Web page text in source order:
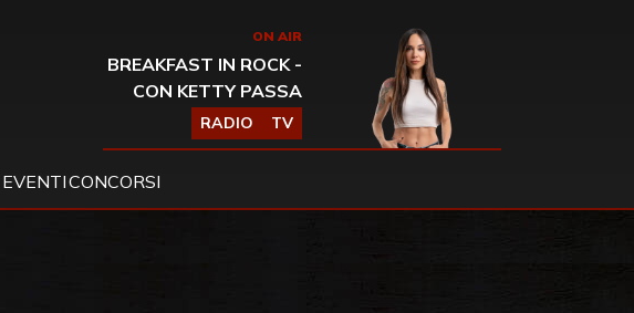
ON AIR
BREAKFAST IN ROCK -
CON KETTY PASSA
RADIO TV
EVENTICONCORSI